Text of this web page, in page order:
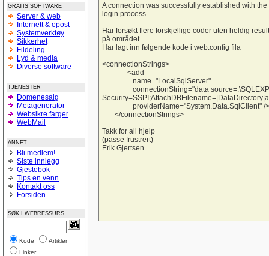
GRATIS SOFTWARE
Server & web
Internett & epost
Systemverktøy
Sikkerhet
Fildeling
Lyd & media
Diverse software
TJENESTER
Domenesalg
Metagenerator
Websikre farger
WebMail
ANNET
Bli medlem!
Siste innlegg
Gjestebok
Tips en venn
Kontakt oss
Forsiden
SØK I WEBRESSURS
Kode
Artikler
Linker
Hvordan bruke session sammen med listeboks
Hyperlink-vise informasjon uten nytt vindu
tekst sjekk
Liste ut poster i asp
Form
Trenger en tilbakemelding på denne forsiden
hvordan logge seg inn på sin egen e-mail
login i ASP
Sjekk på e-postadresseformat
Bytte om på tekst i tekstbokser ASP.NET
Verdier tekstfelt -databasen
Struktur på databaser
Personalregister
Lever nettstedet??
Vise produkter
Name drop your site?
A connection was successfully established with
login process
Har forsøkt flere forskjellige coder uten heldig
på området.
Har lagt inn følgende kode i web.config fila
<connectionStrings>
<add
name="LocalSqlServer"
connectionString="data
providerName="System.Data.SqlClient" />
</connectionStrings>
Takk for all hjelp
(passe frustrert)
Erik Gjertsen